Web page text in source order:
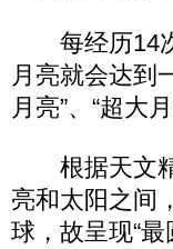
每经历14次
月亮就会达到
月亮”、“超大月
根据天文精
亮和太阳之间
球，故呈现“